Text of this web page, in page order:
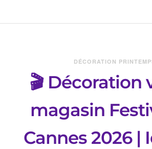
DÉCORATION
🎬 Décoration
magasin
Cannes 2026 |